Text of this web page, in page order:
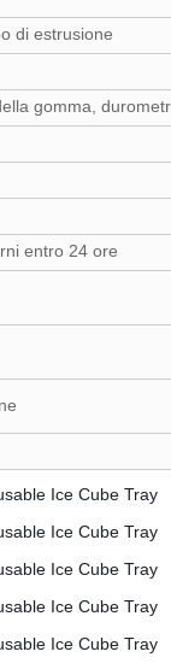
di estrusione
gomma,
entro 24 ore